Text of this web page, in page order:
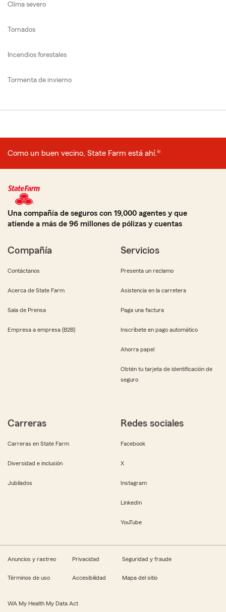
Clima severo
Tornados
Incendios forestales
Tormenta de invierno
Como un buen vecino, State Farm está ahí.®
Una compañía de seguros con 19,000 agentes y que
atiende a más de 96 millones de pólizas y cuentas
Compañía
Contáctanos
Acerca de State Farm
Sala de Prensa
Empresa a empresa (B2B)
Servicios
Presenta un reclamo
Asistencia en la carretera
Paga una factura
Inscríbete en pago automático
Ahorra papel
Obtén tu tarjeta de identificación de
seguro
Carreras
Carreras en State Farm
Diversidad e inclusión
Jubilados
Redes sociales
Facebook
X
Instagram
LinkedIn
YouTube
Anuncios y rastreo Privacidad Seguridad y fraude
Términos de uso Accesibilidad Mapa del sitio
WA My Health My Data Act